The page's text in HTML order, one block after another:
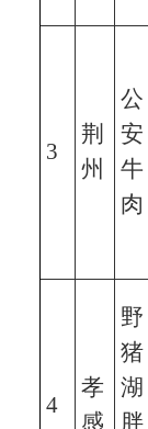
3
荆
州
公
安
牛
肉
4
孝
感
野
猪
湖
胖